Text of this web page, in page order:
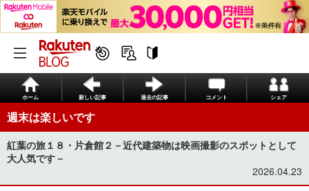
ホーム 新しい記事 過去の記事 コメント シェア
週末は楽しいです
紅葉の旅１８・片倉館２－近代建築物は映画撮影のスポットとして
大人気です－
2026.04.23